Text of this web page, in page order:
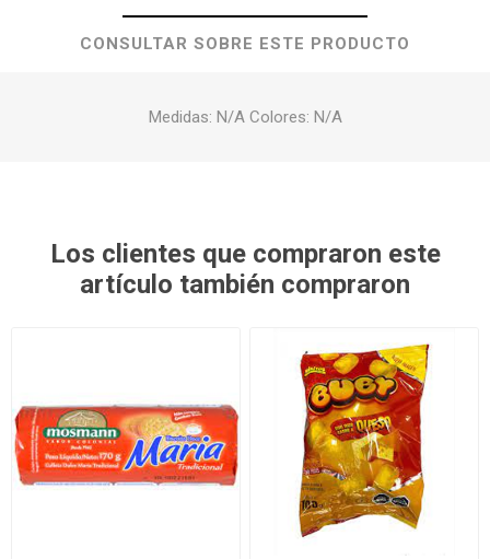
CONSULTAR SOBRE ESTE PRODUCTO
Medidas: N/A Colores: N/A
Los clientes que compraron este
artículo también compraron